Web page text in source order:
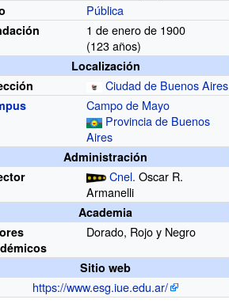
Pública
1 de enero de 1900
(123 años)
Localización
Ciudad de Buenos Aires
Campo de Mayo
Provincia de Buenos
Aires
Administración
Cnel. Oscar R.
Armanelli
Academia
Dorado, Rojo y Negro
Sitio web
https://www.esg.iue.edu.ar/